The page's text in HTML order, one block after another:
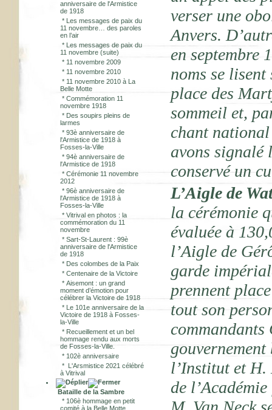
anniversaire de l'Armistice
de 1918
* Les messages de paix du
11 novembre… des paroles
en l’air
* Les messages de paix du
11 novembre (suite)
* 11 novembre 2009
* 11 novembre 2010
* 11 novembre 2010 à La
Belle Motte
* Commémoration 11
novembre 1918
* Des soupirs pleins de
larmes
* 93è anniversaire de
l'Armistice de 1918 à
Fosses-la-Ville
* 94è anniversaire de
l'Armistice de 1918
* Cérémonie 11 novembre
2012
* 96è anniversaire de
l'Armistice de 1918 à
Fosses-la-Ville
* Vitrival en photos : la
commémoration du 11
novembre
* Sart-St-Laurent : 99è
anniversaire de l'Armistice
de 1918
* Des colombes de la Paix
* Centenaire de la Victoire
* Aisemont : un grand
moment d’émotion pour
célébrer la Victoire de 1918
* Le 101e anniversaire de la
Victoire de 1918 à Fosses-
la-Ville
* Recueillement et un bel
hommage rendu aux morts
de Fosses-la-Ville.
* 102è anniversaire
* L'Arsmistice 2021 célébré
à Vitrival
Bataille de la Sambre
* 106è hommage en petit
comité à la Belle Motte
verser une
Anvers.
en septembre
noms se
place des
sommeil et,
chant
avons signalé
conservé un
L’Aigle de
la cérémonie
évaluée à
l’Aigle de
garde
prennent
tout son
l’Institut et H.
de